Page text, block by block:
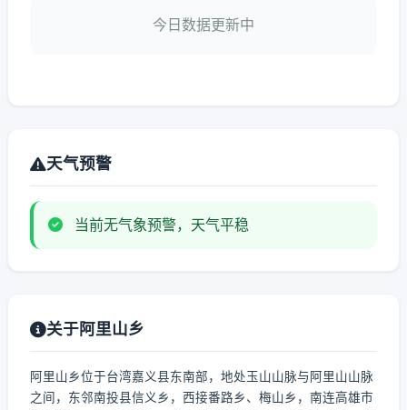
今日数据更新中
天气预警
当前无气象预警，天气平稳
关于阿里山乡
阿里山乡位于台湾嘉义县东南部，地处玉山山脉与阿里山山脉
之间，东邻南投县信义乡，西接番路乡、梅山乡，南连高雄市